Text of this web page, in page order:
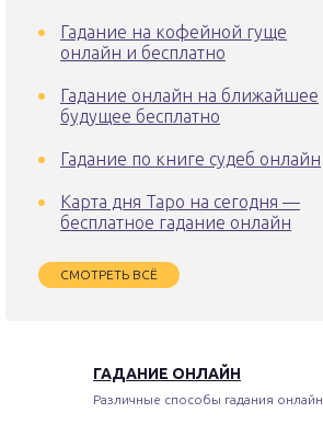
Гадание на кофейной гуще
онлайн и бесплатно
Гадание онлайн на ближайшее
будущее бесплатно
Гадание по книге судеб онлайн
Карта дня Таро на сегодня —
бесплатное гадание онлайн
СМОТРЕТЬ ВСЁ
ГАДАНИЕ ОНЛАЙН
Различные способы гадания онлайн